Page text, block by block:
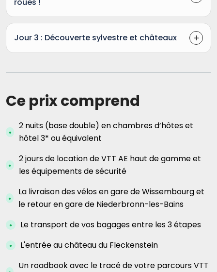
Jour 3 : Découverte sylvestre et châteaux
Ce prix comprend
2 nuits (base double) en chambres d’hôtes et
hôtel 3* ou équivalent
2 jours de location de VTT AE haut de gamme et
les équipements de sécurité
La livraison des vélos en gare de Wissembourg et
le retour en gare de Niederbronn-les-Bains
Le transport de vos bagages entre les 3 étapes
L'entrée au château du Fleckenstein
Un roadbook avec le tracé de votre parcours VTT